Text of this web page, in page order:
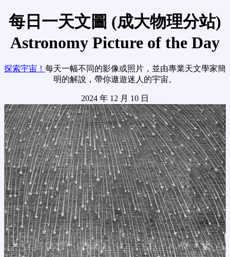
每日一天文圖 (成大物理分站)
Astronomy Picture of the Day
探索宇宙！ 每天一幅不同的影像或照片，並由專業天文學家簡
明的解說，帶你遨遊迷人的宇宙。
2024 年 12 月 10 日